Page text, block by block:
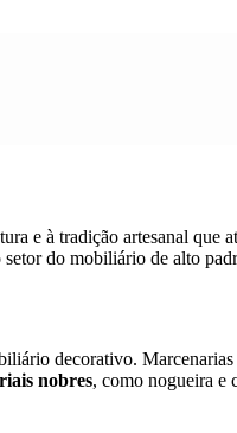
à tradição artesanal que
do mobiliário de alto
decorativo.
nobres, como nogueira e